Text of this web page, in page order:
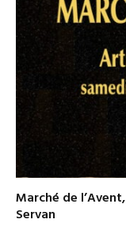
Marché de
Servan